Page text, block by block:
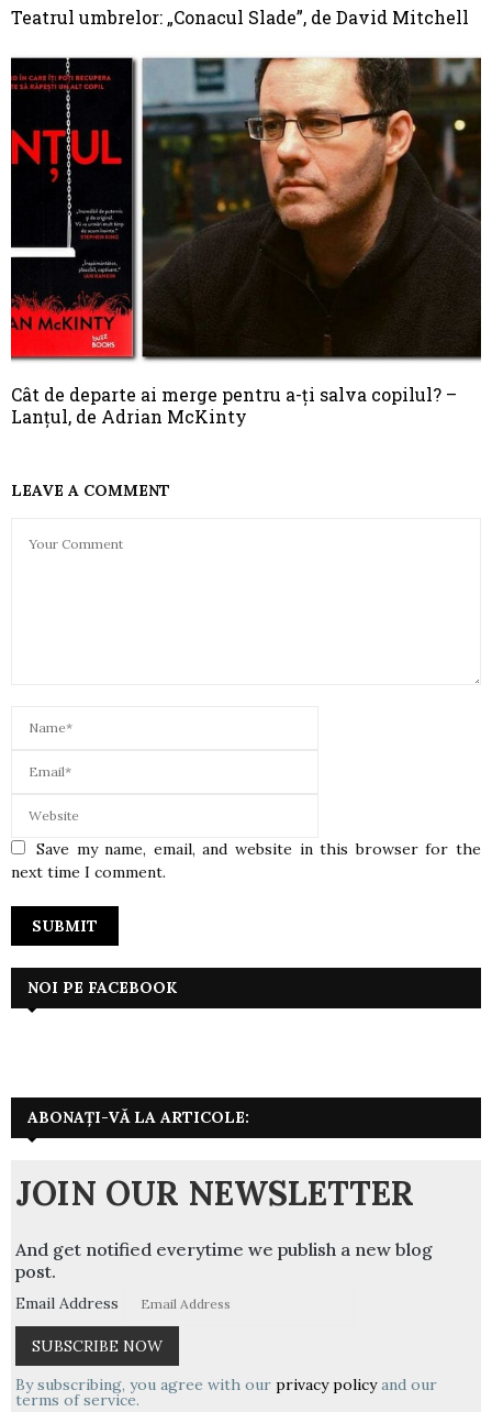
Teatrul umbrelor: „Conacul Slade”, de David Mitchell
Cât de departe ai merge pentru a-ți salva copilul? –
Lanțul, de Adrian McKinty
LEAVE A COMMENT
Save my name, email, and website in this browser for the
next time I comment.
NOI PE FACEBOOK
ABONAȚI-VĂ LA ARTICOLE:
JOIN OUR NEWSLETTER
And get notified everytime we publish a new blog
post.
Email Address
By subscribing, you agree with our privacy policyand our
terms of service.